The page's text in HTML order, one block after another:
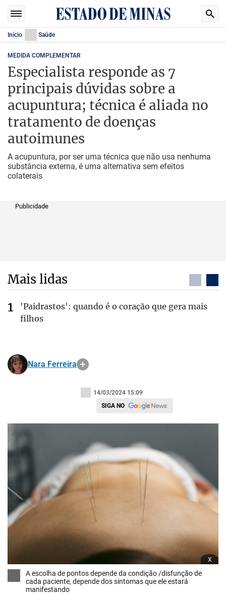
Início Saúde
MEDIDA COMPLEMENTAR
Especialista responde as 7
principais dúvidas sobre a
acupuntura; técnica é aliada no
tratamento de doenças
autoimunes
A acupuntura, por ser uma técnica que não usa nenhuma
substância externa, é uma alternativa sem efeitos
colaterais
Publicidade
Mais lidas
'Paidrastos': quando é o coração que gera mais
filhos
Nara Ferreira
14/03/2024 15:09
SIGA NO
x
A escolha de pontos depende da condição /disfunção de
cada paciente, depende dos sintomas que ele estará
manifestando